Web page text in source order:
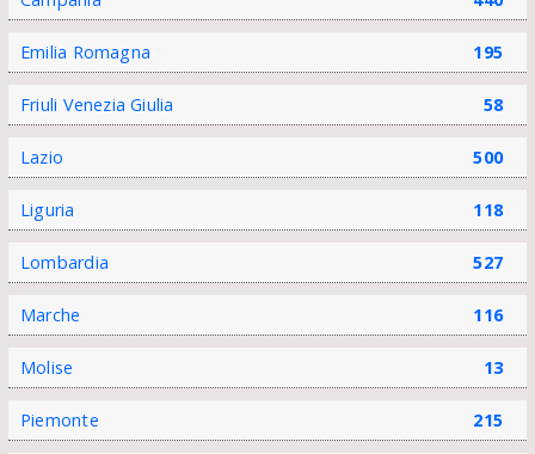
Emilia Romagna 195
Friuli Venezia Giulia 58
Lazio 500
Liguria 118
Lombardia 527
Marche 116
Molise 13
Piemonte 215